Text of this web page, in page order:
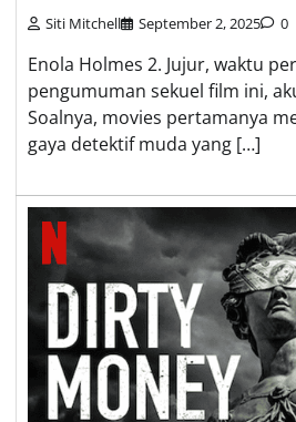
Siti Mitchell September 2, 2025 0
Enola Holmes 2. Jujur, waktu
pengumuman sekuel film ini,
Soalnya, movies pertamanya
gaya detektif muda yang […]